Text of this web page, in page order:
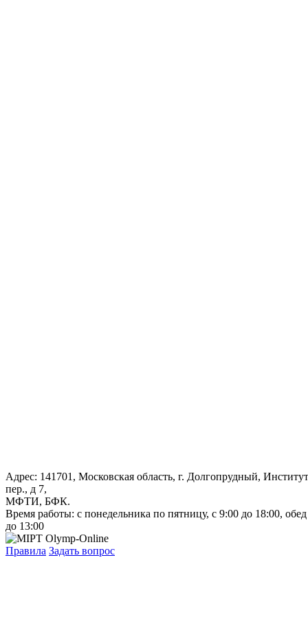
Адрес: 141701, Московская область, г. Долгопрудный,
пер., д 7,
МФТИ, БФК.
Время работы: с понедельника по пятницу, с 9:00 до 18:00,
до 13:00
Правила Задать вопрос